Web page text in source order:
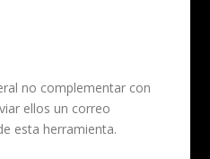
no complementar con
ellos un correo
esta herramienta.